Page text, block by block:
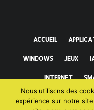
ACCUEIL
WINDOWS JEUX
INTERNET
Nous utilisons des
expérience sur notre